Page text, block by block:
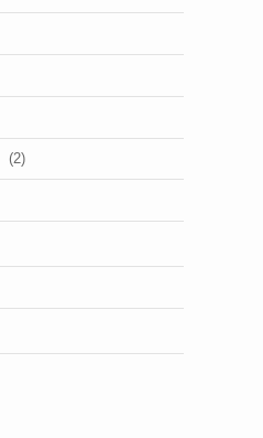
(2)